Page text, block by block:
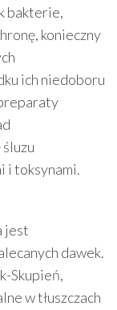
bakterie,
konieczny
ich niedoboru
i toksynami.
jest
dawek.
Skupień,
w tłuszczach